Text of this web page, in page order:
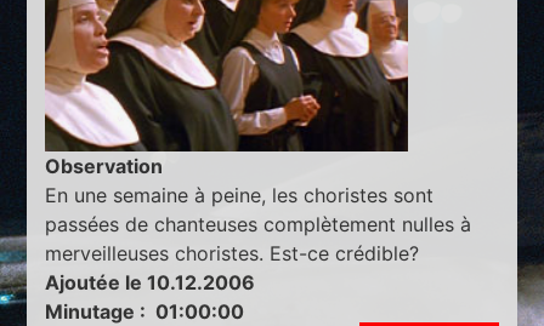
Observation
En une semaine à peine, les choristes sont
passées de chanteuses complètement nulles à
merveilleuses choristes. Est-ce crédible?
Ajoutée le 10.12.2006
Minutage : 01:00:00